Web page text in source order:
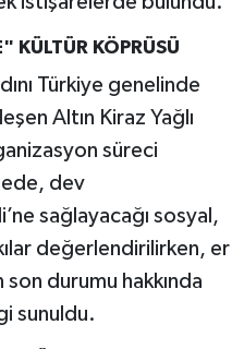
KÜLTÜR KÖPRÜSÜ
Türkiye genelinde
Altın Kiraz Yağlı
süreci
dev
sağlayacağı sosyal,
değerlendirilirken, er
son durumu hakkında
sunuldu.